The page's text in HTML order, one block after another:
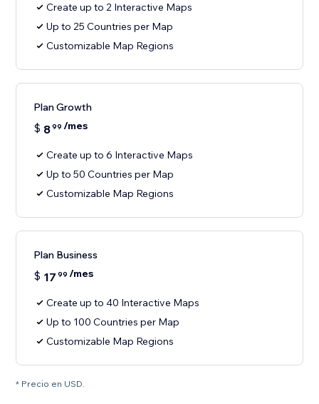
Create up to 2 Interactive Maps
Up to 25 Countries per Map
Customizable Map Regions
Plan Growth
$ 899 /mes
Create up to 6 Interactive Maps
Up to 50 Countries per Map
Customizable Map Regions
Plan Business
$ 17 99 /mes
Create up to 40 Interactive Maps
Up to 100 Countries per Map
Customizable Map Regions
* Precio en USD.